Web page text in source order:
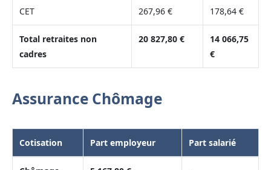
CET 267,96 € 178,64 €
Total retraites non
cadres
20 827,80 €
14 066,75
€
Assurance Chômage
Cotisation Part employeur Part salarié